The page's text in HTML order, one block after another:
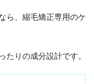
ら、縮毛矯正専用のケ
たりの成分設計です。